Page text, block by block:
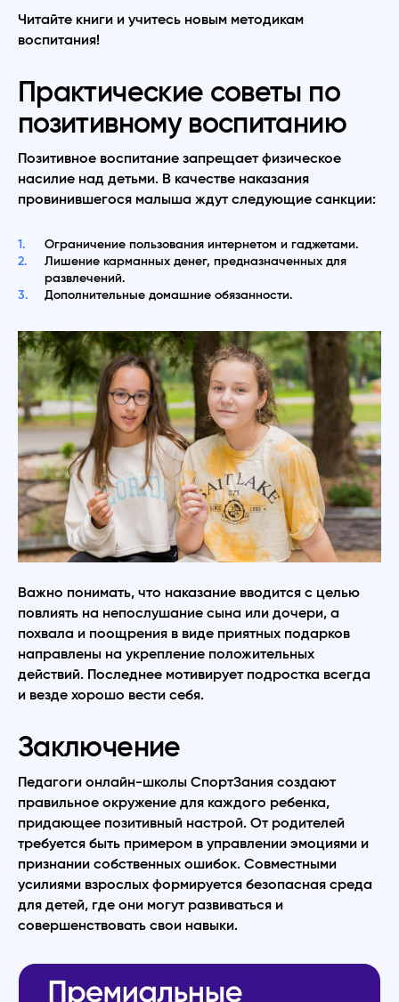
Читайте книги и учитесь новым методикам
воспитания!
Практические советы по
позитивному воспитанию
Позитивное воспитание запрещает физическое
насилие над детьми. В качестве наказания
провинившегося малыша ждут следующие санкции:
Ограничение пользования интернетом и гаджетами.
Лишение карманных денег, предназначенных для
развлечений.
Дополнительные домашние обязанности.
Важно понимать, что наказание вводится с целью
повлиять на непослушание сына или дочери, а
похвала и поощрения в виде приятных подарков
направлены на укрепление положительных
действий. Последнее мотивирует подростка всегда
и везде хорошо вести себя.
Заключение
Педагоги онлайн-школы СпортЗания создают
правильное окружение для каждого ребенка,
придающее позитивный настрой. От родителей
требуется быть примером в управлении эмоциями и
признании собственных ошибок. Совместными
усилиями взрослых формируется безопасная среда
для детей, где они могут развиваться и
совершенствовать свои навыки.